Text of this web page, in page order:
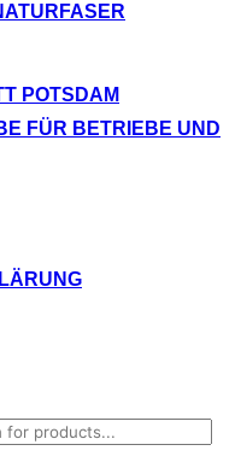
POTSDAM
FÜR BETRIEBE UND